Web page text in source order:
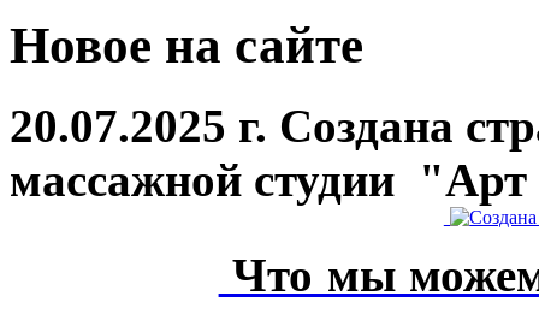
Новое на сайте
20.07.2025 г. Создана
массажной студии
Что мы